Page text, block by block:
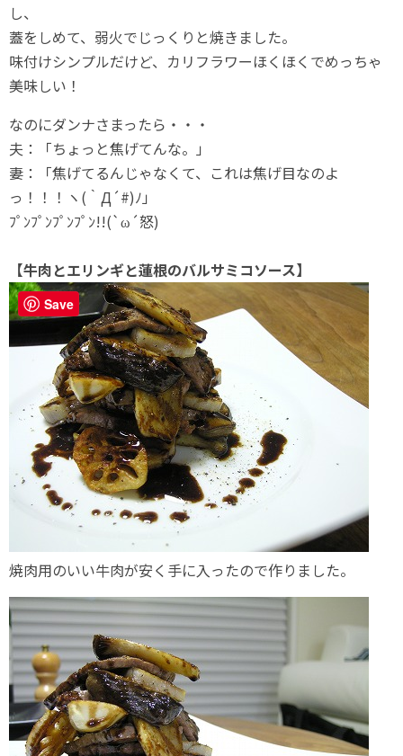
し、
蓋をしめて、弱火でじっくりと焼きました。
味付けシンプルだけど、カリフラワーほくほくでめっちゃ
美味しい！
なのにダンナさまったら・・・
夫：「ちょっと焦げてんな。」
妻：「焦げてるんじゃなくて、これは焦げ目なのよ
っ！！！ヽ(｀Д´#)ﾉ」
ﾌﾟﾝﾌﾟﾝﾌﾟﾝﾌﾟﾝ!!(`ω´怒)
【牛肉とエリンギと蓮根のバルサミコソース】
焼肉用のいい牛肉が安く手に入ったので作りました。
Save